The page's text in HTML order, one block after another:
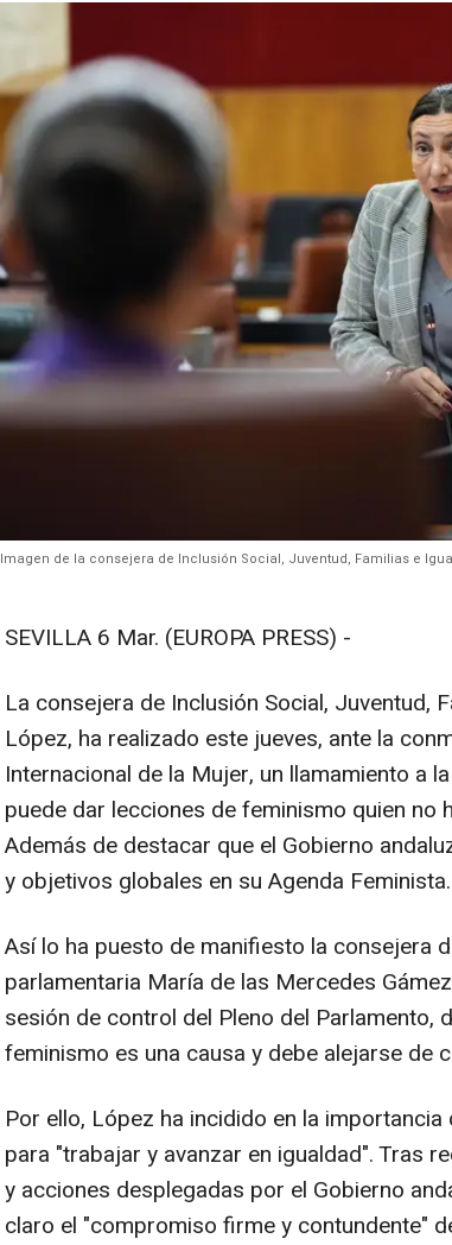
Imagen de la consejera de Inclusión Social, Juventud, Familias e
SEVILLA 6 Mar. (EUROPA PRESS) -
La consejera de Inclusión Social, Juventud,
López, ha realizado este jueves, ante la
Internacional de la Mujer, un llamamiento a
puede dar lecciones de feminismo quien no
Además de destacar que el Gobierno
y objetivos globales en su Agenda Feminista.
Así lo ha puesto de manifiesto la consejera
parlamentaria María de las Mercedes
sesión de control del Pleno del Parlamento,
feminismo es una causa y debe alejarse de
Por ello, López ha incidido en la
para "trabajar y avanzar en igualdad". Tras
y acciones desplegadas por el Gobierno
claro el "compromiso firme y contundente"